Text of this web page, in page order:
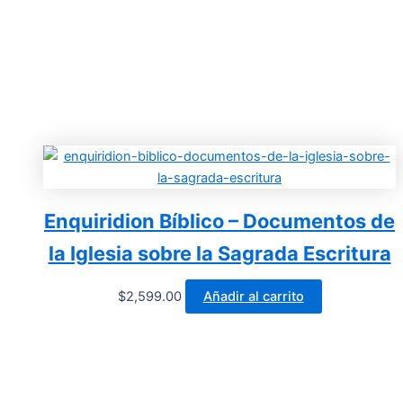
Enquiridion Bíblico – Documentos de
la Iglesia sobre la Sagrada Escritura
$2,599.00 Añadir al carrito